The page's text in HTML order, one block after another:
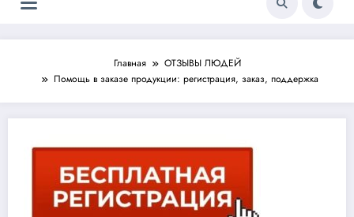
Главная
ОТЗЫВЫ ЛЮДЕЙ
Помощь в заказе продукции: регистрация, заказ, поддержка